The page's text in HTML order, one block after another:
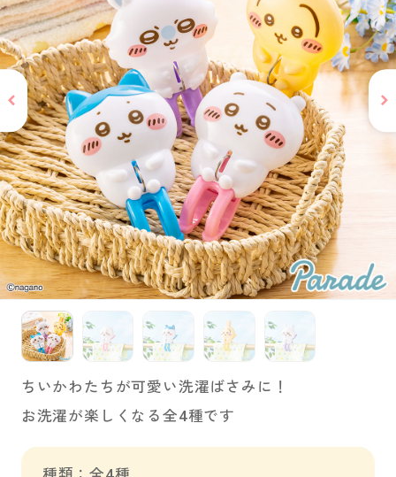
PRIZE 公式 X
PRIZE 公式 Instagram
CAPSULE TOY 公式 X
CAPSULE TOY 公式 Instagram
プライバシーポリシー
ちいかわたちが可愛い洗濯ばさみに！
お洗濯が楽しくなる全4種です